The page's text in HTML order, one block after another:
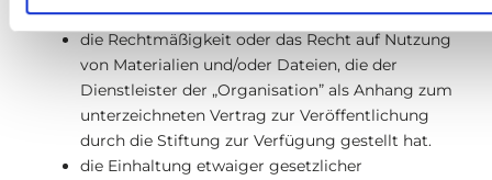
Qualität der angebotenen Dienstleistungen;
die Rechtmäßigkeit oder das Recht auf Nutzung
von Materialien und/oder Dateien, die der
Dienstleister der „Organisation” als Anhang zum
unterzeichneten Vertrag zur Veröffentlichung
durch die Stiftung zur Verfügung gestellt hat.
die Einhaltung etwaiger gesetzlicher